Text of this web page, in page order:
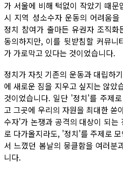
가 서울에 비해 턱없이 작았기 때문
시 지역 성소수자 운동의 어려움을
정치 참여가 출마든 유권자 조직
동의하지만, 이를 뒷받침할 커뮤니
가 가로막고 있다는 것이었습니다.
정치가 자칫 기존의 운동과 대립하
에 새로운 짐을 지우고 싶지는 않았
것이었습니다. 일단 '정치'를 주제
고 그곳에 우리의 자원을 최대한 쏟
수자'가 논쟁과 공격의 대상이 되는
로 다가올지라도, '정치'를 주제로
서 느꼈던 봄날의 뭉클함을 여러분
니다.